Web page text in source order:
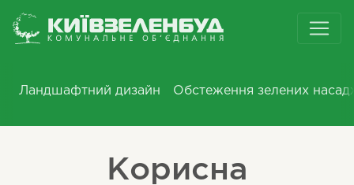
Ландшафтний дизайн Обстеження зелених
Корисна